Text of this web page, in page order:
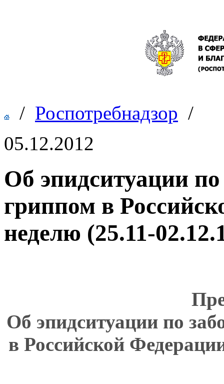
/ Роспотребнадзор /
05.12.2012
Об эпидситуации
гриппом в
неделю (25.11-
Об эпидситуации по
в Российской